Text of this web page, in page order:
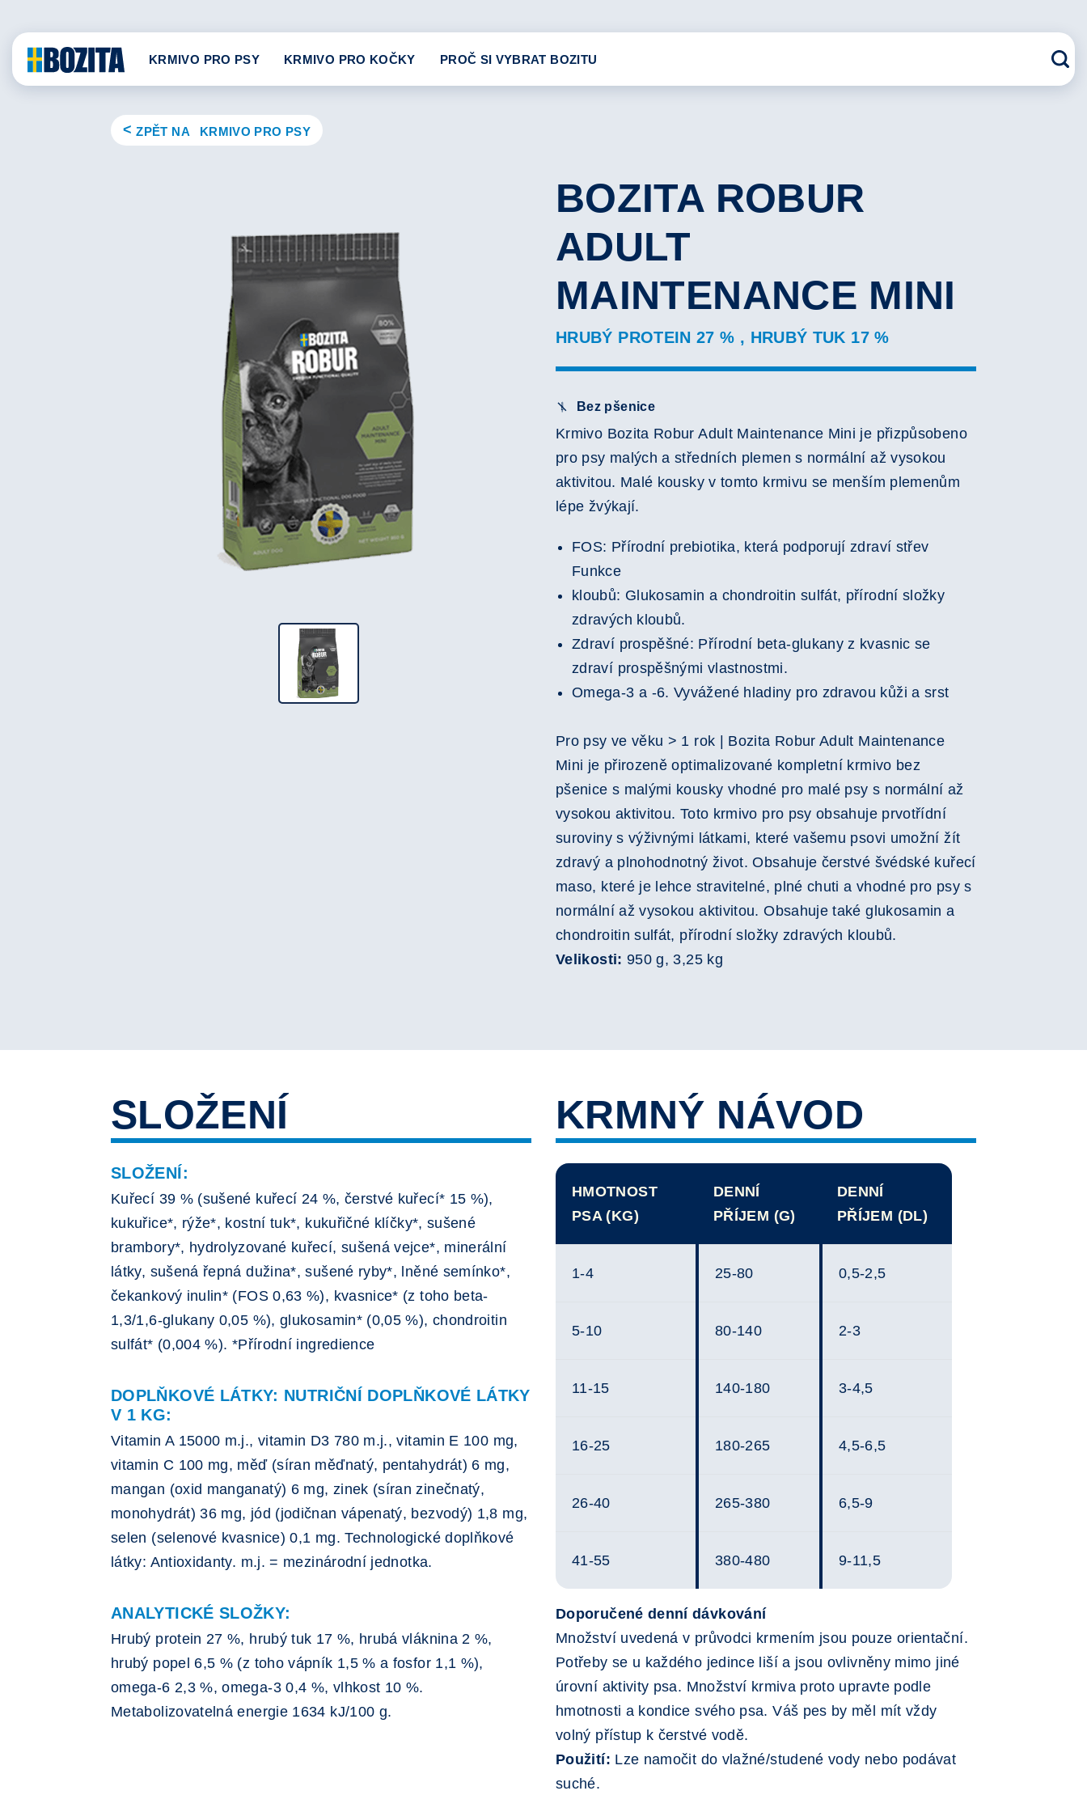
content
KRMIVO PRO PSY KRMIVO PRO KOČKY PROČ SI VYBRAT BOZITU
ZPĚT NA KRMIVO PRO PSY
BOZITA ROBUR
ADULT
MAINTENANCE MINI
HRUBÝ PROTEIN 27 % , HRUBÝ TUK 17 %
Bez pšenice
Krmivo Bozita Robur Adult Maintenance Mini je přizpůsobeno
pro psy malých a středních plemen s normální až vysokou
aktivitou. Malé kousky v tomto krmivu se menším plemenům
lépe žvýkají.
FOS: Přírodní prebiotika, která podporují zdraví střev
Funkce
kloubů: Glukosamin a chondroitin sulfát, přírodní složky
zdravých kloubů.
Zdraví prospěšné: Přírodní beta-glukany z kvasnic se
zdraví prospěšnými vlastnostmi.
Omega-3 a -6. Vyvážené hladiny pro zdravou kůži a srst
Pro psy ve věku > 1 rok | Bozita Robur Adult Maintenance
Mini je přirozeně optimalizované kompletní krmivo bez
pšenice s malými kousky vhodné pro malé psy s normální až
vysokou aktivitou. Toto krmivo pro psy obsahuje prvotřídní
suroviny s výživnými látkami, které vašemu psovi umožní žít
zdravý a plnohodnotný život. Obsahuje čerstvé švédské kuřecí
maso, které je lehce stravitelné, plné chuti a vhodné pro psy s
normální až vysokou aktivitou. Obsahuje také glukosamin a
chondroitin sulfát, přírodní složky zdravých kloubů.
Velikosti: 950 g, 3,25 kg
SLOŽENÍ
SLOŽENÍ:
Kuřecí 39 % (sušené kuřecí 24 %, čerstvé kuřecí* 15 %),
kukuřice*, rýže*, kostní tuk*, kukuřičné klíčky*, sušené
brambory*, hydrolyzované kuřecí, sušená vejce*, minerální
látky, sušená řepná dužina*, sušené ryby*, lněné semínko*,
čekankový inulin* (FOS 0,63 %), kvasnice* (z toho beta-
1,3/1,6-glukany 0,05 %), glukosamin* (0,05 %), chondroitin
sulfát* (0,004 %). *Přírodní ingredience
DOPLŇKOVÉ LÁTKY: NUTRIČNÍ DOPLŇKOVÉ LÁTKY
V 1 KG:
Vitamin A 15000 m.j., vitamin D3 780 m.j., vitamin E 100 mg,
vitamin C 100 mg, měď (síran měďnatý, pentahydrát) 6 mg,
mangan (oxid manganatý) 6 mg, zinek (síran zinečnatý,
monohydrát) 36 mg, jód (jodičnan vápenatý, bezvodý) 1,8 mg,
selen (selenové kvasnice) 0,1 mg. Technologické doplňkové
látky: Antioxidanty. m.j. = mezinárodní jednotka.
ANALYTICKÉ SLOŽKY:
Hrubý protein 27 %, hrubý tuk 17 %, hrubá vláknina 2 %,
hrubý popel 6,5 % (z toho vápník 1,5 % a fosfor 1,1 %),
omega-6 2,3 %, omega-3 0,4 %, vlhkost 10 %.
Metabolizovatelná energie 1634 kJ/100 g.
KRMNÝ NÁVOD
HMOTNOST
PSA (KG)
DENNÍ
PŘÍJEM (G)
DENNÍ
PŘÍJEM (DL)
1-4 25-80 0,5-2,5
5-10 80-140 2-3
11-15 140-180 3-4,5
16-25 180-265 4,5-6,5
26-40 265-380 6,5-9
41-55 380-480 9-11,5
Doporučené denní dávkování
Množství uvedená v průvodci krmením jsou pouze orientační.
Potřeby se u každého jedince liší a jsou ovlivněny mimo jiné
úrovní aktivity psa. Množství krmiva proto upravte podle
hmotnosti a kondice svého psa. Váš pes by měl mít vždy
volný přístup k čerstvé vodě.
Použití: Lze namočit do vlažné/studené vody nebo podávat
suché.